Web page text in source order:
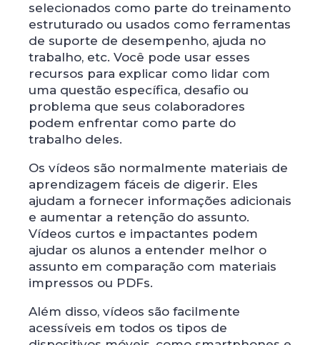
selecionados como parte do treinamento
estruturado ou usados ​​como ferramentas
de suporte de desempenho, ajuda no
trabalho, etc. Você pode usar esses
recursos para explicar como lidar com
uma questão específica, desafio ou
problema que seus colaboradores
podem enfrentar como parte do
trabalho deles.
Os vídeos são normalmente materiais de
aprendizagem fáceis de digerir. Eles
ajudam a fornecer informações adicionais
e aumentar a retenção do assunto.
Vídeos curtos e impactantes podem
ajudar os alunos a entender melhor o
assunto em comparação com materiais
impressos ou PDFs.
Além disso, vídeos são facilmente
acessíveis em todos os tipos de